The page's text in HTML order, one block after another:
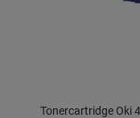
Tonercartridge Oki